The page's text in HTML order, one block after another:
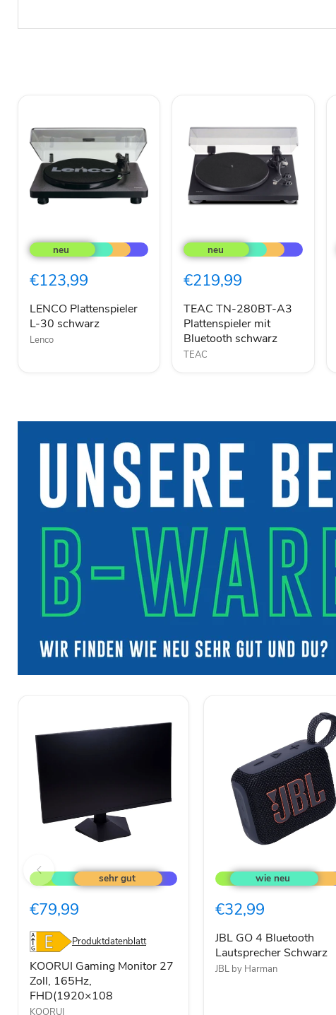
Plattenspieler
L-
schwarz
€123,99
LENCO Plattenspieler
L-30 schwarz
Lenco
TN-
280BT-
Plattenspieler
Bluetooth
schwarz
€219,99
TEAC TN-280BT-A3
Plattenspieler mit
Bluetooth schwarz
TEAC
Gaming
Monitor
Zoll,
FHD(1920×108
€79,99
Produktdatenblatt
KOORUI Gaming Monitor 27
Zoll, 165Hz,
FHD(1920×108
KOORUI
GO
4
Lautsprecher
€32,99
JBL GO 4 Bluetooth
Lautsprecher Schwarz
JBL by Harman